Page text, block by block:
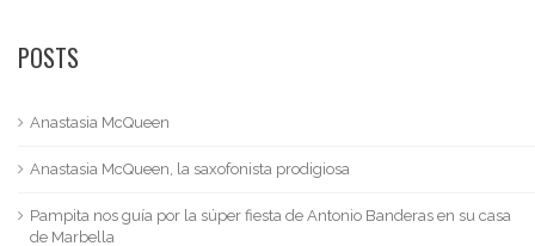
POSTS
Anastasia McQueen
Anastasia McQueen, la saxofonista prodigiosa
Pampita nos guía por la súper fiesta de Antonio Banderas en su casa
de Marbella